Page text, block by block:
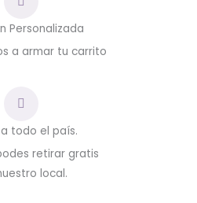
Personalizada
a armar tu carrito
a todo el país.
retirar gratis
local.